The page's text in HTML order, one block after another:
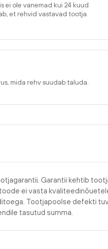
ei ole vanemad kui 24 kuud
et rehvid vastavad tootja
mida rehv suudab taluda.
Garantii kehtib
ei vasta
Tootjapoolse defekti
tasutud summa.